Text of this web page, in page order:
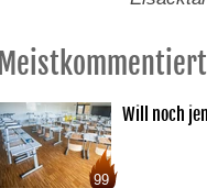
Meistkommentiert
99
Will noch